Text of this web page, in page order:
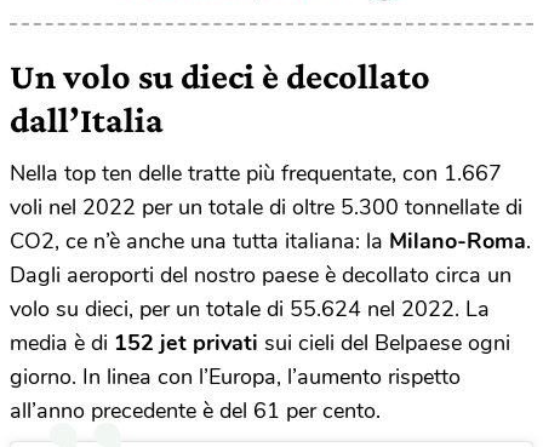
Un volo su dieci è decollato
dall’Italia
Nella top ten delle tratte più frequentate, con 1.667
voli nel 2022 per un totale di oltre 5.300 tonnellate di
CO2, ce n’è anche una tutta italiana: la Milano-Roma.
Dagli aeroporti del nostro paese è decollato circa un
volo su dieci, per un totale di 55.624 nel 2022. La
media è di 152 jet privati sui cieli del Belpaese ogni
giorno. In linea con l’Europa, l’aumento rispetto
all’anno precedente è del 61 per cento.